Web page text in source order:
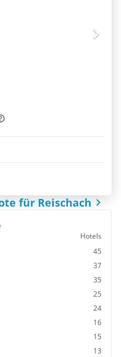
für Reischach
Hotels
45
37
35
25
24
16
15
13